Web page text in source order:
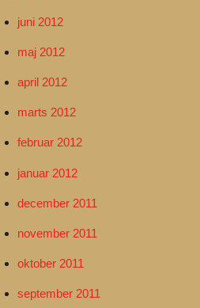
juni 2012
maj 2012
april 2012
marts 2012
februar 2012
januar 2012
december 2011
november 2011
oktober 2011
september 2011